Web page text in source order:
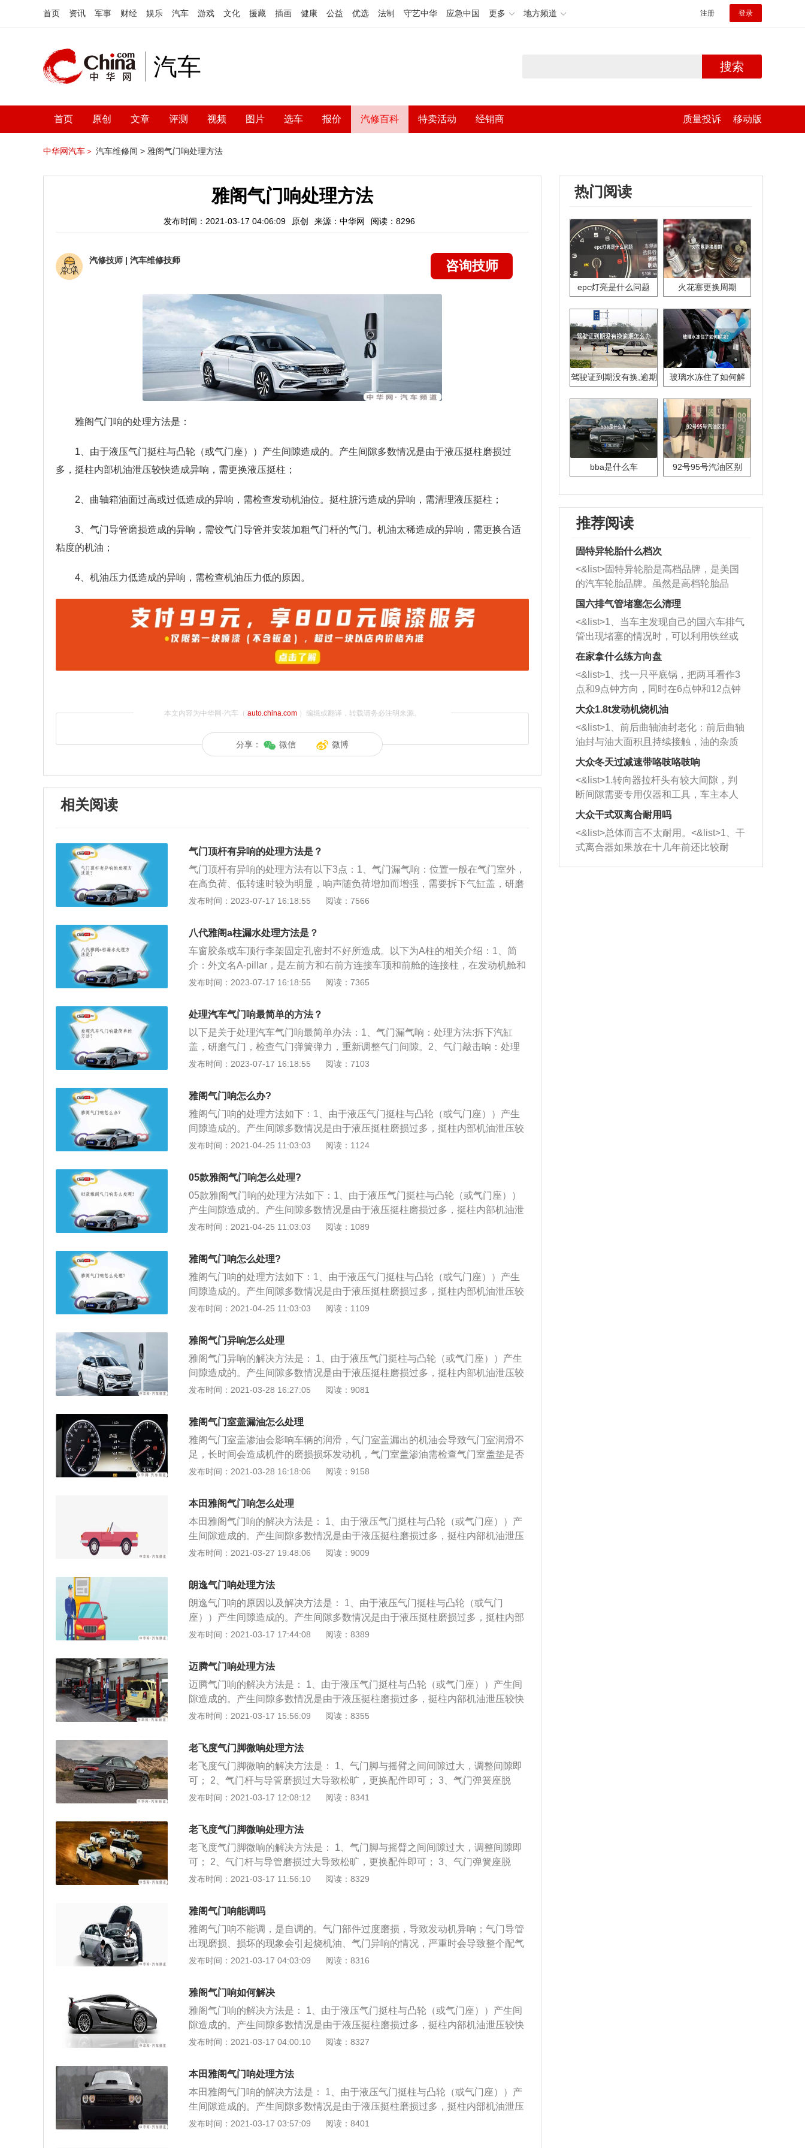
首页 资讯 军事 财经 娱乐 汽车 游戏 文化 援藏 插画 健康 公益 优选 法制 守艺中华 应急中国 更多 地方频道 注册 登录
汽车 搜索
首页 原创 文章 评测 视频 图片 选车 报价 汽修百科 特卖活动 经销商 质量投诉 移动版
中华网汽车＞ 汽车维修间 > 雅阁气门响处理方法
雅阁气门响处理方法
发布时间：2021-03-17 04:06:09 原创 来源：中华网 阅读：8296
汽修技师 | 汽车维修技师 咨询技师
雅阁气门响的处理方法是：
1、由于液压气门挺柱与凸轮（或气门座））产生间隙造成的。产生间隙多数情况是由于液压挺柱磨损过
多，挺柱内部机油泄压较快造成异响，需更换液压挺柱；
2、曲轴箱油面过高或过低造成的异响，需检查发动机油位。挺柱脏污造成的异响，需清理液压挺柱；
3、气门导管磨损造成的异响，需饺气门导管并安装加粗气门杆的气门。机油太稀造成的异响，需更换合适
粘度的机油；
4、机油压力低造成的异响，需检查机油压力低的原因。
本文内容为中华网·汽车（ auto.china.com）编辑或翻译，转载请务必注明来源。
分享： 微信 微博
相关阅读
气门顶杆有异响的处理方法是？
气门顶杆有异响的处理方法有以下3点：1、气门漏气响：位置一般在气门室外，
在高负荷、低转速时较为明显，响声随负荷增加而增强，需要拆下气缸盖，研磨
气门，检查气门弹簧弹力，重新调整气门间隙；2、气门敲击响：在发动机怠速
重新调整好气门间隙，若调整螺钉上的锁紧螺母松动应予以锁牢，更换磨损严重
的部件，气门弹簧若折断，应及时更换；3、气门座响：座圈脱落，气门座圈表
面粗糙，加工精度不合格，按照装配工艺要求重新镶配气门座，上端面与体平面
齐平，高出部分要修平。
发布时间：2023-07-17 16:18:55 阅读：7566
八代雅阁a柱漏水处理方法是？
车窗胶条或车顶行李架固定孔密封不好所造成。以下为A柱的相关介绍：1、简
介：外文名A-pillar，是左前方和右前方连接车顶和前舱的连接柱，在发动机舱和
驾驶舱之间，左右后视镜的上方会遮挡一部分的转弯视界，尤其在左转弯；2、
宽阔的感受其实说明的是一个舒适性问题；安全性是指视野好的关键在于前风挡
流过曲面玻璃能减少涡流和紊流，从而减少空气阻力。
发布时间：2023-07-17 16:18:55 阅读：7365
处理汽车气门响最简单的方法？
以下是关于处理汽车气门响最简单办法：1、气门漏气响：处理方法:拆下汽缸
盖，研磨气门，检查气门弹簧弹力，重新调整气门间隙。2、气门敲击响：处理
方法:重新调整好气门间隙，若调整螺钉上的锁紧螺母松动应予以锁牢，更换磨损
圈的过盈量选配不当造成松旷，选材不当遇热后变形过大，或气门座的镶配工艺
不合要求。处理方法:按照装配工艺要求重新镶配气门座，上端面与体平面齐平，
高出部分要修平。
发布时间：2023-07-17 16:18:55 阅读：7103
雅阁气门响怎么办?
雅阁气门响的处理方法如下：1、由于液压气门挺柱与凸轮（或气门座））产生
间隙造成的。产生间隙多数情况是由于液压挺柱磨损过多，挺柱内部机油泄压较
快造成异响，需更换液压挺柱；2、曲轴箱油面过高或过低造成的异响，需检查
异响，需饺气门导管并安装加粗气门杆的气门。机油太稀造成的异响，需更换合
适粘度的机油；4、机油压力低造成的异响，需检查机油压力低的原因。
发布时间：2021-04-25 11:03:03 阅读：1124
05款雅阁气门响怎么处理?
05款雅阁气门响的处理方法如下：1、由于液压气门挺柱与凸轮（或气门座））
产生间隙造成的。产生间隙多数情况是由于液压挺柱磨损过多，挺柱内部机油泄
压较快造成异响，需更换液压挺柱；2、曲轴箱油面过高或过低造成的异响，需
成的异响，需饺气门导管并安装加粗气门杆的气门。机油太稀造成的异响，需更
换合适粘度的机油；4、机油压力低造成的异响，需检查机油压力低的原因。
发布时间：2021-04-25 11:03:03 阅读：1089
雅阁气门响怎么处理?
雅阁气门响的处理方法如下：1、由于液压气门挺柱与凸轮（或气门座））产生
间隙造成的。产生间隙多数情况是由于液压挺柱磨损过多，挺柱内部机油泄压较
快造成异响，需更换液压挺柱；2、曲轴箱油面过高或过低造成的异响，需检查
异响，需饺气门导管并安装加粗气门杆的气门。机油太稀造成的异响，需更换合
适粘度的机油；4、机油压力低造成的异响，需检查机油压力低的原因。
发布时间：2021-04-25 11:03:03 阅读：1109
雅阁气门异响怎么处理
雅阁气门异响的解决方法是： 1、由于液压气门挺柱与凸轮（或气门座））产生
间隙造成的。产生间隙多数情况是由于液压挺柱磨损过多，挺柱内部机油泄压较
快造成异响，需更换液压挺柱； 2、曲轴箱油面过高或过低造成的异响，需检查
异响，需饺气门导管并安装加粗气门杆的气门。机油太稀造成的异响，需更换合
适粘度的机油； 4、机油压力低造成的异响，需检查机油压力低的原因。
发布时间：2021-03-28 16:27:05 阅读：9081
雅阁气门室盖漏油怎么处理
雅阁气门室盖渗油会影响车辆的润滑，气门室盖漏出的机油会导致气门室润滑不
足，长时间会造成机件的磨损损坏发动机，气门室盖渗油需检查气门室盖垫是否
出现老化或者损坏的现象，出现此类情况需及时进行更换。 气门室盖垫的更换步
盖，拿出气门室盖垫； 2、用清洗剂清洗气门室盖，清洗气门室盖与缸盖接触表
面装上气门室盖垫，打上密封胶，拧上螺丝从中间到两边对角拧； 3、更换纸垫
操作要注意的是，采用正牌配件纸垫，把发动机和气门室盖的两个结合面擦干
净，纸垫两面均匀的抹上黄油，对准定位柱放好，盖上气门室盖，均匀的拧紧气
门室盖是固定螺栓。
发布时间：2021-03-28 16:18:06 阅读：9158
本田雅阁气门响怎么处理
本田雅阁气门响的解决方法是： 1、由于液压气门挺柱与凸轮（或气门座））产
生间隙造成的。产生间隙多数情况是由于液压挺柱磨损过多，挺柱内部机油泄压
较快造成异响，需更换液压挺柱； 2、曲轴箱油面过高或过低造成的异响，需检
的异响，需饺气门导管并安装加粗气门杆的气门。机油太稀造成的异响，需更换
合适粘度的机油； 4、机油压力低造成的异响，需检查机油压力低的原因。
发布时间：2021-03-27 19:48:06 阅读：9009
朗逸气门响处理方法
朗逸气门响的原因以及解决方法是： 1、由于液压气门挺柱与凸轮（或气门
座））产生间隙造成的。产生间隙多数情况是由于液压挺柱磨损过多，挺柱内部
机油泄压较快造成异响，需更换液压挺柱； 2、曲轴箱油面过高或过低造成的异
磨损造成的异响，需饺气门导管并安装加粗气门杆的气门。机油太稀造成的异
原因。
发布时间：2021-03-17 17:44:08 阅读：8389
迈腾气门响处理方法
迈腾气门响的解决方法是： 1、由于液压气门挺柱与凸轮（或气门座））产生间
隙造成的。产生间隙多数情况是由于液压挺柱磨损过多，挺柱内部机油泄压较快
造成异响，需更换液压挺柱； 2、曲轴箱油面过高或过低造成的异响，需检查发
响，需饺气门导管并安装加粗气门杆的气门。机油太稀造成的异响，需更换合适
粘度的机油； 4、机油压力低造成的异响，需检查机油压力低的原因。
发布时间：2021-03-17 15:56:09 阅读：8355
老飞度气门脚微响处理方法
老飞度气门脚微响的解决方法是： 1、气门脚与摇臂之间间隙过大，调整间隙即
可； 2、气门杆与导管磨损过大导致松旷，更换配件即可； 3、气门弹簧座脱
落，重新安装弹簧。
发布时间：2021-03-17 12:08:12 阅读：8341
老飞度气门脚微响处理方法
老飞度气门脚微响的解决方法是： 1、气门脚与摇臂之间间隙过大，调整间隙即
可； 2、气门杆与导管磨损过大导致松旷，更换配件即可； 3、气门弹簧座脱
落，重新安装弹簧。
发布时间：2021-03-17 11:56:10 阅读：8329
雅阁气门响能调吗
雅阁气门响不能调，是自调的。气门部件过度磨损，导致发动机异响；气门导管
出现磨损、损坏的现象会引起烧机油、气门异响的情况，严重时会导致整个配气
机构的损坏。 气门异响的解决方法是： 1、由于液压气门挺柱与凸轮（或气门
机油泄压较快造成异响，需更换液压挺柱； 2、曲轴箱油面过高或过低造成的异
响，需检查发动机油位。挺柱脏污造成的异响，需清理液压挺柱； 3、气门导管
磨损造成的异响，需饺气门导管并安装加粗气门杆的气门。机油太稀造成的异
响，需更换合适粘度的机油； 4、机油压力低造成的异响，需检查机油压力低的
原因。
发布时间：2021-03-17 04:03:09 阅读：8316
雅阁气门响如何解决
雅阁气门响的解决方法是： 1、由于液压气门挺柱与凸轮（或气门座））产生间
隙造成的。产生间隙多数情况是由于液压挺柱磨损过多，挺柱内部机油泄压较快
造成异响，需更换液压挺柱； 2、曲轴箱油面过高或过低造成的异响，需检查发
响，需饺气门导管并安装加粗气门杆的气门。机油太稀造成的异响，需更换合适
粘度的机油； 4、机油压力低造成的异响，需检查机油压力低的原因。
发布时间：2021-03-17 04:00:10 阅读：8327
本田雅阁气门响处理方法
本田雅阁气门响的解决方法是： 1、由于液压气门挺柱与凸轮（或气门座））产
生间隙造成的。产生间隙多数情况是由于液压挺柱磨损过多，挺柱内部机油泄压
较快造成异响，需更换液压挺柱； 2、曲轴箱油面过高或过低造成的异响，需检
发布时间：2021-03-17 03:57:09 阅读：8401
热门阅读
epc灯亮是什么问题 火花塞更换周期
驾驶证到期没有换,逾期
玻璃水冻住了如何解
bba是什么车 92号95号汽油区别
推荐阅读
固特异轮胎什么档次
<&list>固特异轮胎是高档品牌，是美国
的汽车轮胎品牌。虽然是高档轮胎品
牌，但是中高低端的轮胎都有生产，这
也是为了更好的开拓市场。
国六排气管堵塞怎么清理
<&list>1、当车主发现自己的国六车排气
管出现堵塞的情况时，可以利用铁丝或
者是细棍，直接将杂物给取出来，如果
堵塞情况比较严重，也可以采取应急措
施。 <&list>2、直接利用木棍将所有的
杂物推到排气管里面的位置处，然后将
三元催化器拆解开，就可以将堵塞的东
西取出来。但如果是因为积碳过多引起
的堵塞，就需要将三元催化器泡在草酸
洗剂对堵塞的情况得到解决，将清洗剂
放在燃油箱中，与燃油混合后，车辆启
动时，就可以和汽油一起进入到燃烧
室，最后形成废气排出，就可以让三元
催化器得到清洗，排气管堵塞的情况就
能够得到解决。
在家拿什么练方向盘
<&list>1、找一只平底锅，把两耳看作3
点和9点钟方向，同时在6点钟和12点钟
方向做一个标记。 <&list>2、双手握住
一圈半的练习，往右同样也要打相同的
圈数。 <&list>3、最后强调要反复练
习，这样就可以形成肌肉记忆，在真实
驾驶车辆时，不需要记忆也能打好方
向。
大众1.8t发动机烧机油
<&list>1、前后曲轴油封老化：前后曲轴
油封与油大面积且持续接触，油的杂质
和发动机内持续温度变化使其密封效果
逐渐减弱，导致渗油或漏油。<&list>2、
活塞间隙过大：积碳会使活塞环与缸体
的间隙扩大，导致机油流入燃烧室中，
造成烧机油。<&list>3、机油粘度。使用
机油粘度过小的话，同样会有烧机油现
象，机油粘度过小具有很好的流动性，
大众冬天过减速带咯吱咯吱响
<&list>1.转向器拉杆头有较大间隙，判
断间隙需要专用仪器和工具，车主本人
无法制作，需要将车辆送到修理厂或4s
店；<&list>2.车辆半轴套管防尘罩破
裂，破裂后会出现漏油现象，使半轴磨
损严重，磨损的半轴容易损坏，产生异
响；<&list>3.稳定器的转向胶套和球头
大众干式双离合耐用吗
<&list>总体而言不太耐用。<&list>1、干
式离合器如果放在十几年前还比较耐